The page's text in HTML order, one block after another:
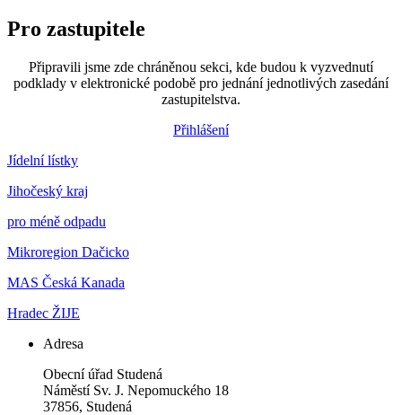
Pro zastupitele
Připravili jsme zde chráněnou sekci, kde budou k vyzvednutí
podklady v elektronické podobě pro jednání jednotlivých zasedání
zastupitelstva.
Přihlášení
Jídelní lístky
Jihočeský kraj
pro méně odpadu
Mikroregion Dačicko
MAS Česká Kanada
Hradec ŽIJE
Adresa
Obecní úřad Studená
Náměstí Sv. J. Nepomuckého 18
37856, Studená